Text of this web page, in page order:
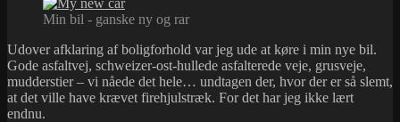
Min bil - ganske ny og rar
Udover afklaring af boligforhold var jeg ude at køre i min nye bil.
Gode asfaltvej, schweizer-ost-hullede asfalterede veje, grusveje,
mudderstier – vi nåede det hele… undtagen der, hvor der er så slemt,
at det ville have krævet firehjulstræk. For det har jeg ikke lært
endnu.